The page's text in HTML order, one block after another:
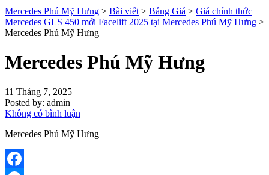
Mercedes Phú Mỹ Hưng > Bài viết > Bảng Giá > Giá chính thức
Mercedes GLS 450 mới Facelift 2025 tại Mercedes Phú Mỹ Hưng >
Mercedes Phú Mỹ Hưng
Mercedes Phú Mỹ Hưng
11 Tháng 7, 2025
Posted by: admin
Không có bình luận
Mercedes Phú Mỹ Hưng